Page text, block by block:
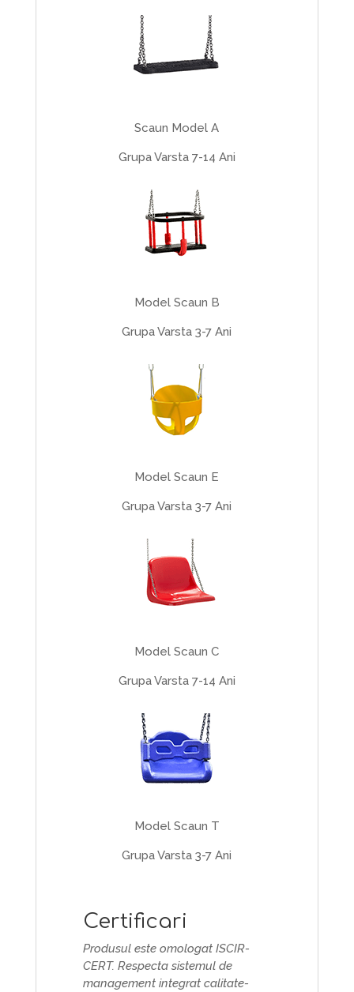
Scaun Model A
Grupa Varsta 7-14 Ani
Model Scaun B
Grupa Varsta 3-7 Ani
Model Scaun E
Grupa Varsta 3-7 Ani
Model Scaun C
Grupa Varsta 7-14 Ani
Model Scaun T
Grupa Varsta 3-7 Ani
Certificari
Produsul este omologat ISCIR-
CERT. Respecta sistemul de
management integrat calitate-